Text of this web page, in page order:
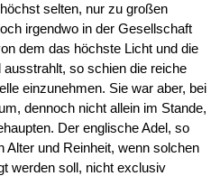
selten, nur zu großen
irgendwo in der Gesellschaft
dem das höchste Licht und die
so schien die reiche
einzunehmen. Sie war aber, bei
dennoch nicht allein im Stande,
Der englische Adel, so
und Reinheit, wenn solchen
werden soll, nicht exclusiv